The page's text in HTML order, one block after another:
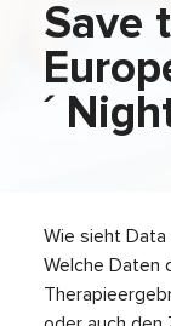
Save
´
Wie sieht Data
Welche Daten